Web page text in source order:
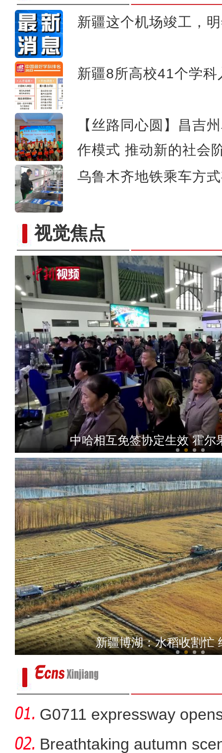
新疆这个机场竣工，
新疆8所高校41个学科
【丝路同心圆】昌吉
作模式 推动新的社会
乌鲁木齐地铁乘车方
视觉焦点中哈相互免签协定生效 霍尔
新疆：2023年1-10月 卡拉
新疆红其拉甫口岸：出入
“行走的时尚秀”助力新疆
G0711 expressway
Breathtaking autumn